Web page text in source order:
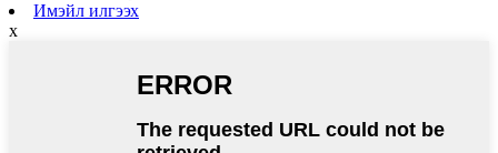
Имэйл илгээх
x